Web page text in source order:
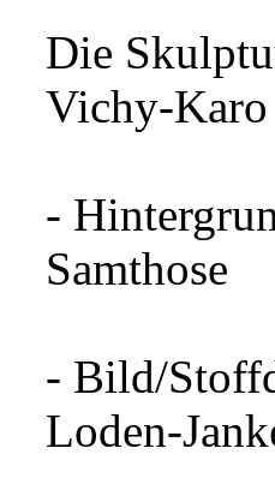
Die
Vichy-Karo
-
Samthose
- Bild/
Loden-